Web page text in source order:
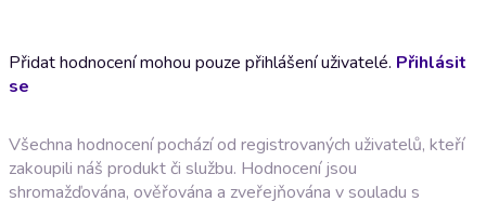
Přidat hodnocení mohou pouze přihlášení uživatelé. Přihlásit
se
Všechna hodnocení pochází od registrovaných uživatelů, kteří
zakoupili náš produkt či službu. Hodnocení jsou
shromažďována, ověřována a zveřejňována v souladu s